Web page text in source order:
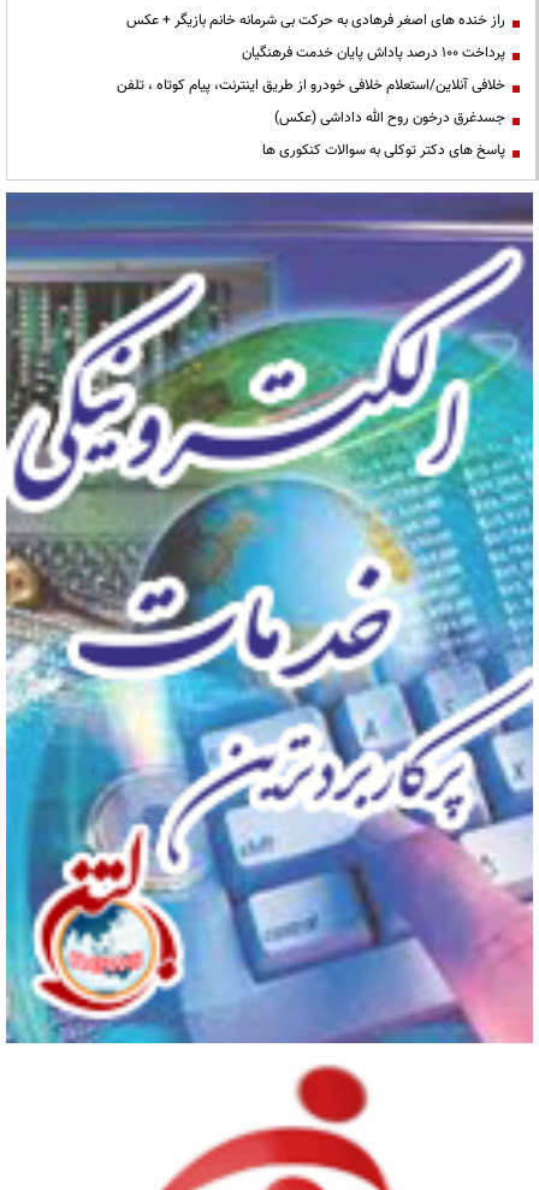
راز خنده های اصغر فرهادی به حرکت بی شرمانه خانم بازیگر + عکس
پرداخت ۱۰۰ درصد پاداش پایان خدمت فرهنگیان
خلافی آنلاین/استعلام خلافی خودرو از طریق اینترنت، پیام کوتاه ، تلفن
جسدغرق درخون روح الله داداشی (عکس)
پاسخ های دکتر توکلی به سوالات کنکوری ها